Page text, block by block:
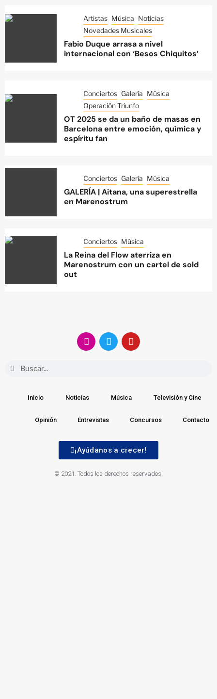
Artistas Música Noticias
Novedades Musicales
Fabio Duque arrasa a nivel
internacional con ‘Besos Chiquitos’
Conciertos Galería Música
Operación Triunfo
OT 2025 se da un baño de masas en
Barcelona entre emoción, química y
espíritu fan
Conciertos Galería Música
GALERÍA | Aitana, una superestrella
en Marenostrum
Conciertos Música
La Reina del Flow aterriza en
Marenostrum con un cartel de sold
out
Inicio Noticias Música Televisión y Cine
Opinión Entrevistas Concursos Contacto
¡Ayúdanos a crecer!
© 2021. Todos los derechos reservados.